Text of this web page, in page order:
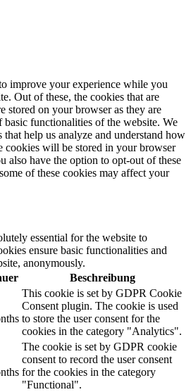
improve your experience while you
Out of these, the cookies that are
stored on your browser as they are
functionalities of the website. We
help us analyze and understand how
cookies will be stored in your browser
also have the option to opt-out of these
of these cookies may affect your
essential for the website to
ensure basic functionalities and
anonymously.
Beschreibung
This cookie is set by GDPR Cookie
Consent plugin. The cookie is used
to store the user consent for the
cookies in the category "Analytics".
The cookie is set by GDPR cookie
consent to record the user consent
for the cookies in the category
"Functional".